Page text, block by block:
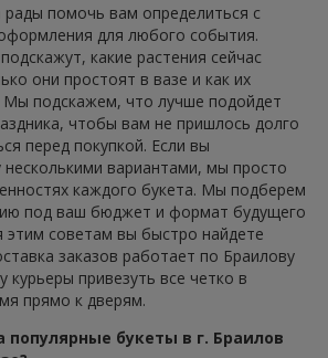
помочь вам определиться с
для любого события.
какие растения сейчас
они простоят в вазе и как их
Мы подскажем, что лучше подойдет
чтобы вам не пришлось долго
перед покупкой. Если вы
вариантами, мы просто
каждого букета. Мы подберем
под ваш бюджет и формат будущего
этим советам вы быстро найдете
заказов работает по Браилову
курьеры привезуть все четко в
прямо к дверям.
популярные букеты в г. Браилов